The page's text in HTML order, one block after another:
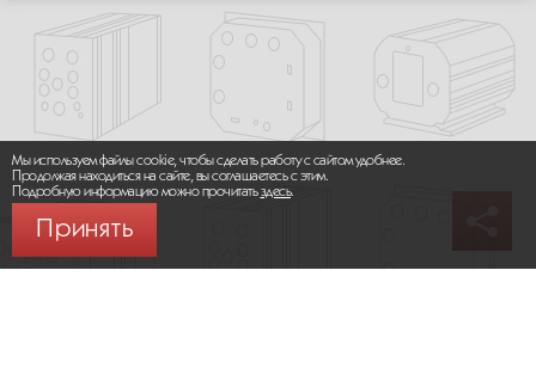
Мы используем файлы cookie, чтобы сделать работу с сайтом удобнее.
Продолжая находиться на сайте, вы соглашаетесь с этим.
Подробную информацию можно прочитатьздесь.
Принять